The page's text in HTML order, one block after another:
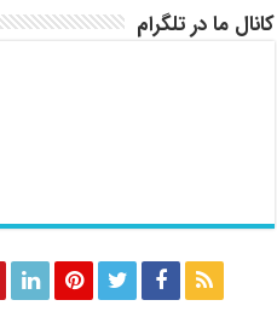
کانال ما در تلگرام